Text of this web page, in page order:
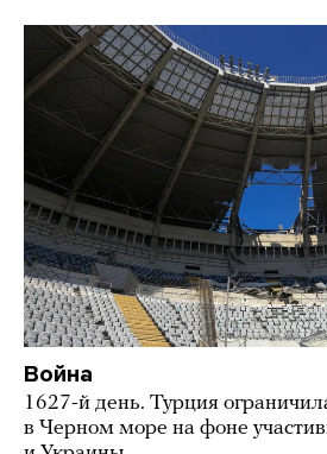
Война
1627-й день. Турция
в Черном море на фоне